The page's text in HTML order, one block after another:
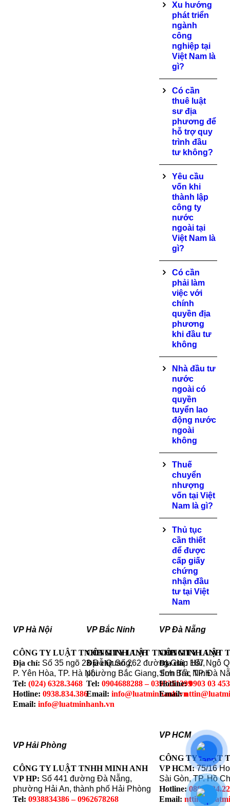
Xu hướng
phát triển
ngành
công
nghiệp tại
Việt Nam là
gì?
Có cần
thuê luật
sư địa
phương để
hỗ trợ quy
trình đầu
tư không?
Yêu cầu
vốn khi
thành lập
công ty
nước
ngoài tại
Việt Nam là
gì?
Có cần
phải làm
việc với
chính
quyền địa
phương
khi đầu tư
không
Nhà đầu tư
nước
ngoài có
quyền
tuyển lao
động nước
ngoài
không
Thuế
chuyển
nhượng
vốn tại Việt
Nam là gì?
Thủ tục
cần thiết
để được
cấp giấy
chứng
nhận đầu
tư tại Việt
Nam
VP Hà Nội
CÔNG TY LUẬT TNHH MINH ANH
Địa chỉ: Số 35 ngõ 23 Đỗ Quang,
P. Yên Hòa, TP. Hà Nội
Tel: (024) 6328.3468
Hotline: 0938.834.386
Email: info@luatminhanh.vn
VP Hải Phòng
CÔNG TY LUẬT TNHH MINH ANH
VP HP: Số 441 đường Đà Nẵng,
phường Hải An, thành phố Hải Phòng
Tel: 0938834386 – 0962678268
VP Bắc Ninh
CÔNG TY LUẬT TNHH MINH ANH
Địa chỉ: Số 262 đường Giáp Hải,
phường Bắc Giang, tỉnh Bắc Ninh
Tel: 0904688288 – 0393251399
Email: info@luatminhanh.vn
VP Đà Nẵng
CÔNG TY LUẬT
Địa chỉ: 187 Ngô
Sơn Trà, TP. Đà
Hotline:0903 03
Email:
VP HCM
CÔNG TY LUẬT
VP HCM:75/16
Sài Gòn, TP. Hồ
Hotline:
Email: